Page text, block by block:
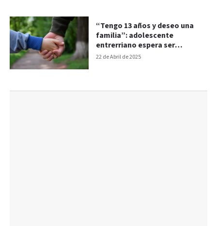
22 de Abril de 2025
“Tengo 13 años y deseo una
familia”: adolescente
entrerriano espera ser
adoptado